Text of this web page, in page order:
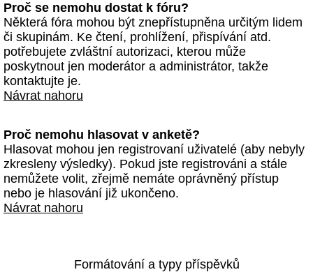
Proč se nemohu dostat k fóru?
Některá fóra mohou být znepřístupněna určitým lidem
či skupinám. Ke čtení, prohlížení, přispívání atd.
potřebujete zvláštní autorizaci, kterou může
poskytnout jen moderátor a administrátor, takže
kontaktujte je.
Návrat nahoru
Proč nemohu hlasovat v anketě?
Hlasovat mohou jen registrovaní uživatelé (aby nebyly
zkresleny výsledky). Pokud jste registrováni a stále
nemůžete volit, zřejmě nemáte oprávněný přístup
nebo je hlasování již ukončeno.
Návrat nahoru
Formátování a typy příspěvků